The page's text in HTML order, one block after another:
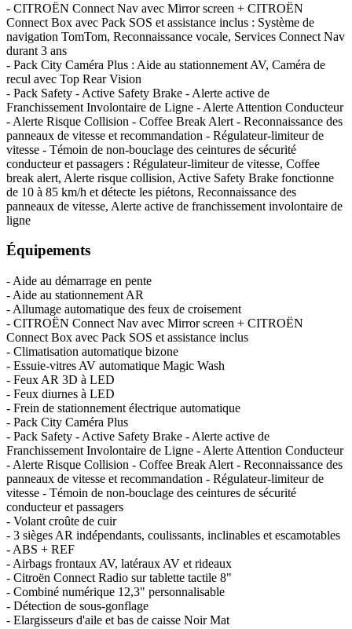
- CITROËN Connect Nav avec Mirror screen + CITROËN
Connect Box avec Pack SOS et assistance inclus : Système de
navigation TomTom, Reconnaissance vocale, Services Connect Nav
durant 3 ans
- Pack City Caméra Plus : Aide au stationnement AV, Caméra de
recul avec Top Rear Vision
- Pack Safety - Active Safety Brake - Alerte active de
Franchissement Involontaire de Ligne - Alerte Attention Conducteur
- Alerte Risque Collision - Coffee Break Alert - Reconnaissance des
panneaux de vitesse et recommandation - Régulateur-limiteur de
vitesse - Témoin de non-bouclage des ceintures de sécurité
conducteur et passagers : Régulateur-limiteur de vitesse, Coffee
break alert, Alerte risque collision, Active Safety Brake fonctionne
de 10 à 85 km/h et détecte les piétons, Reconnaissance des
panneaux de vitesse, Alerte active de franchissement involontaire de
ligne
Équipements
- Aide au démarrage en pente
- Aide au stationnement AR
- Allumage automatique des feux de croisement
- CITROËN Connect Nav avec Mirror screen + CITROËN
Connect Box avec Pack SOS et assistance inclus
- Climatisation automatique bizone
- Essuie-vitres AV automatique Magic Wash
- Feux AR 3D à LED
- Feux diurnes à LED
- Frein de stationnement électrique automatique
- Pack City Caméra Plus
- Pack Safety - Active Safety Brake - Alerte active de
Franchissement Involontaire de Ligne - Alerte Attention Conducteur
- Alerte Risque Collision - Coffee Break Alert - Reconnaissance des
panneaux de vitesse et recommandation - Régulateur-limiteur de
vitesse - Témoin de non-bouclage des ceintures de sécurité
conducteur et passagers
- Volant croûte de cuir
- 3 sièges AR indépendants, coulissants, inclinables et escamotables
- ABS + REF
- Airbags frontaux AV, latéraux AV et rideaux
- Citroën Connect Radio sur tablette tactile 8"
- Combiné numérique 12,3" personnalisable
- Détection de sous-gonflage
- Elargisseurs d'aile et bas de caisse Noir Mat